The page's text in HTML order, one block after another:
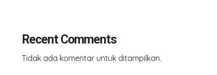
Recent Comments
Tidak ada komentar untuk ditampilkan.